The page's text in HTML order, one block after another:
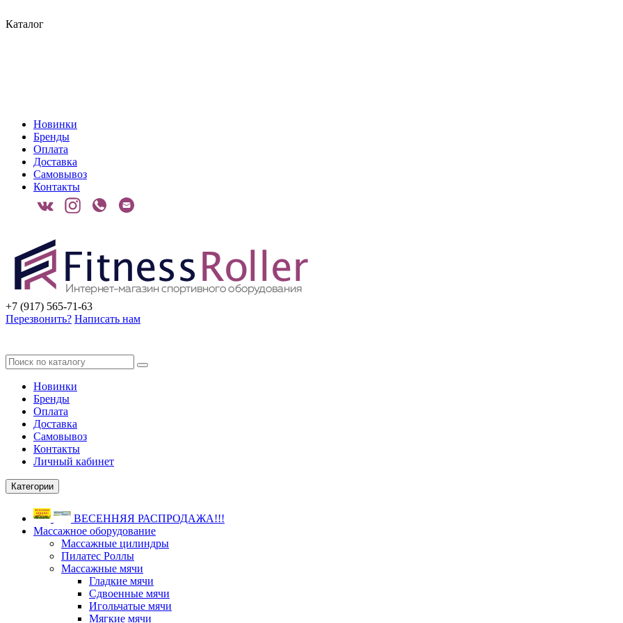
Каталог
Новинки
Бренды
Оплата
Доставка
Самовывоз
Контакты
+7 (917) 565-71-63
Перезвонить? Написать нам
Новинки
Бренды
Оплата
Доставка
Самовывоз
Контакты
Личный кабинет
Категории
ВЕСЕННЯЯ РАСПРОДАЖА!!!
Массажное оборудование
Массажные цилиндры
Пилатес Роллы
Массажные мячи
Гладкие мячи
Сдвоенные мячи
Игольчатые мячи
Мягкие мячи